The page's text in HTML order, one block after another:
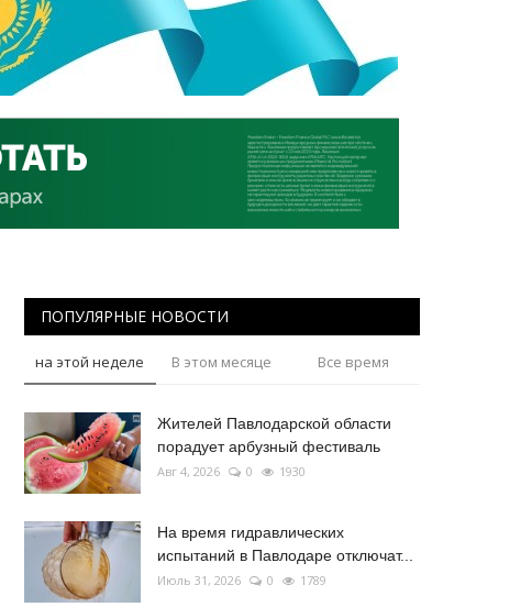
ПОПУЛЯРНЫЕ НОВОСТИ
на этой неделе В этом месяце Все время
Жителей Павлодарской области
порадует арбузный фестиваль
Авг 4, 2026 0 1930
На время гидравлических
испытаний в Павлодаре отключат...
Июль 31, 2026 0 1789